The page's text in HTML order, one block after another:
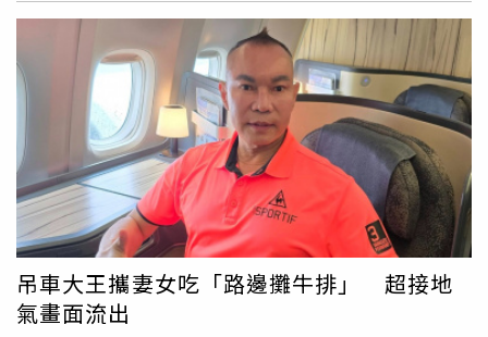
外國旅客，投入多語言解說看板、語音導覽等設施，相關成
本逐年增加，導入雙重票價可讓訪日外國人分擔包含多語言
服務在內的合理營運費用。由於場館本身大量使用納稅人資
金，對外國旅客與一般民眾訂定不同票價，較容易取得社會
理解。財務省試算，若實施雙重票價，外國旅客的票價可能
為一般票價的2至3倍。事實上，雙重票價在國際間並非罕
見，埃及金字塔、印度泰姬瑪哈陵等知名景點皆已採行，法
國羅浮宮 也預計明年1月起，對歐盟以外旅客調高入館費。
除票價調整外，文化廳也要求各館檢討延長開館時間、增加
重點展品展示天數，以提升吸引力並帶動入館人數成長。
吊車大王攜妻女吃「路邊攤牛排」 超接地
氣畫面流出